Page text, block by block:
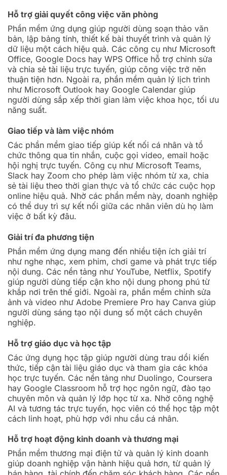
Hỗ trợ giải quyết công việc văn phòng
Phần mềm ứng dụng giúp người dùng soạn thảo văn
bản, lập bảng tính, thiết kế bài thuyết trình và quản lý
dữ liệu một cách hiệu quả. Các công cụ như Microsoft
Office, Google Docs hay WPS Office hỗ trợ chỉnh sửa
và chia sẻ tài liệu trực tuyến, giúp công việc trở nên
thuận tiện hơn. Ngoài ra, phần mềm quản lý lịch trình
như Microsoft Outlook hay Google Calendar giúp
người dùng sắp xếp thời gian làm việc khoa học, tối ưu
năng suất.
Giao tiếp và làm việc nhóm
Các phần mềm giao tiếp giúp kết nối cá nhân và tổ
chức thông qua tin nhắn, cuộc gọi video, email hoặc
hội nghị trực tuyến. Công cụ như Microsoft Teams,
Slack hay Zoom cho phép làm việc nhóm từ xa, chia
sẻ tài liệu theo thời gian thực và tổ chức các cuộc họp
online hiệu quả. Nhờ các phần mềm này, doanh nghiệp
có thể duy trì sự kết nối giữa các nhân viên dù họ làm
việc ở bất kỳ đâu.
Giải trí đa phương tiện
Phần mềm ứng dụng mang đến nhiều tiện ích giải trí
như nghe nhạc, xem phim, chơi game và phát trực tiếp
nội dung. Các nền tảng như YouTube, Netflix, Spotify
giúp người dùng tiếp cận kho nội dung phong phú từ
khắp nơi trên thế giới. Ngoài ra, phần mềm chỉnh sửa
ảnh và video như Adobe Premiere Pro hay Canva giúp
người dùng sáng tạo nội dung số một cách chuyên
nghiệp.
Hỗ trợ giáo dục và học tập
Các ứng dụng học tập giúp người dùng trau dồi kiến
thức, tiếp cận tài liệu giáo dục và tham gia các khóa
học trực tuyến. Các nền tảng như Duolingo, Coursera
hay Google Classroom hỗ trợ học ngôn ngữ, đào tạo
chuyên môn và quản lý lớp học từ xa. Nhờ công nghệ
AI và tương tác trực tuyến, học viên có thể học tập một
cách linh hoạt, phù hợp với nhu cầu cá nhân.
Hỗ trợ hoạt động kinh doanh và thương mại
Phần mềm thương mại điện tử và quản lý kinh doanh
giúp doanh nghiệp vận hành hiệu quả hơn, từ quản lý